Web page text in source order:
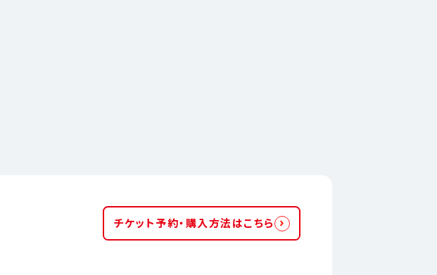
チケット予約・購入方法はこちら